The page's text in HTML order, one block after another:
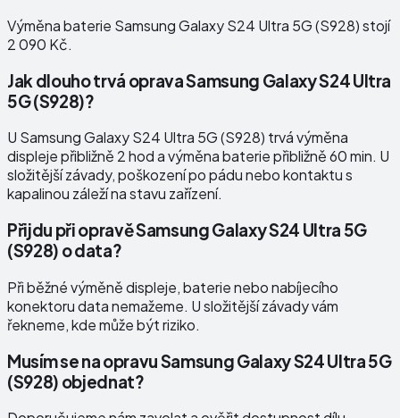
Výměna baterie Samsung Galaxy S24 Ultra 5G (S928) stojí
2 090 Kč.
Jak dlouho trvá oprava Samsung Galaxy S24 Ultra
5G (S928)?
U Samsung Galaxy S24 Ultra 5G (S928) trvá výměna
displeje přibližně 2 hod a výměna baterie přibližně 60 min. U
složitější závady, poškození po pádu nebo kontaktu s
kapalinou záleží na stavu zařízení.
Přijdu při opravě Samsung Galaxy S24 Ultra 5G
(S928) o data?
Při běžné výměně displeje, baterie nebo nabíjecího
konektoru data nemažeme. U složitější závady vám
řekneme, kde může být riziko.
Musím se na opravu Samsung Galaxy S24 Ultra 5G
(S928) objednat?